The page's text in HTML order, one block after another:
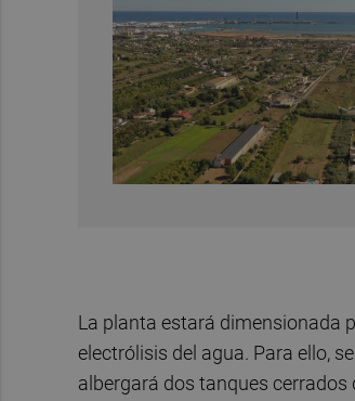
La planta estará dimensionada
electrólisis del agua. Para ello,
albergará dos tanques